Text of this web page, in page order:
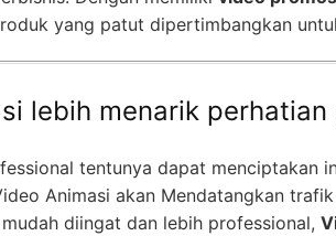
yang patut dipertimbangkan
lebih menarik perhatian
tentunya dapat menciptakan
Animasi akan Mendatangkan
diingat dan lebih professional,